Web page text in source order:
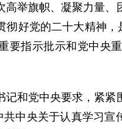
高举旗帜、凝聚力量
彻好党的二十大精神
要指示批示和党中央
记和党中央要求，紧
共中央关于认真学习